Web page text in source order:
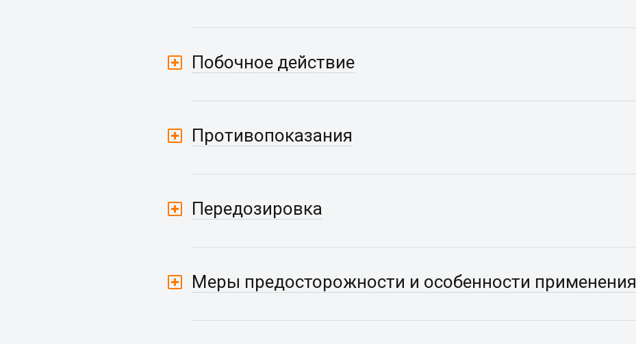
Побочное действие
Противопоказания
Передозировка
Меры предосторожности и особенности применения